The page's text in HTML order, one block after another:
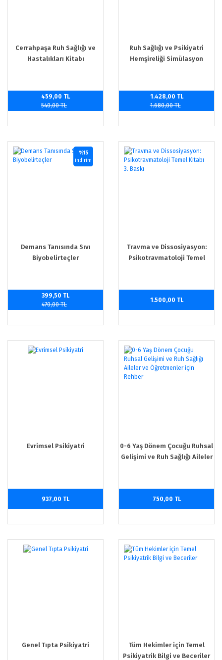
Cerrahpaşa Ruh Sağlığı ve
Hastalıkları Kitabı
459,00 TL
540,00 TL
Ruh Sağlığı ve Psikiyatri
Hemşireliği Simülasyon
1.428,00 TL
1.680,00 TL
Demans Tanısında Sıvı
Biyobelirteçler
%15
indirim
399,50 TL
470,00 TL
Travma ve Dissosiyasyon:
Psikotravmatoloji Temel
1.500,00 TL
Evrimsel Psikiyatri
937,00 TL
0-6 Yaş Dönem Çocuğu Ruhsal
Gelişimi ve Ruh Sağlığı Aileler
750,00 TL
Genel Tıpta Psikiyatri
Tüm Hekimler için Temel
Psikiyatrik Bilgi ve Beceriler